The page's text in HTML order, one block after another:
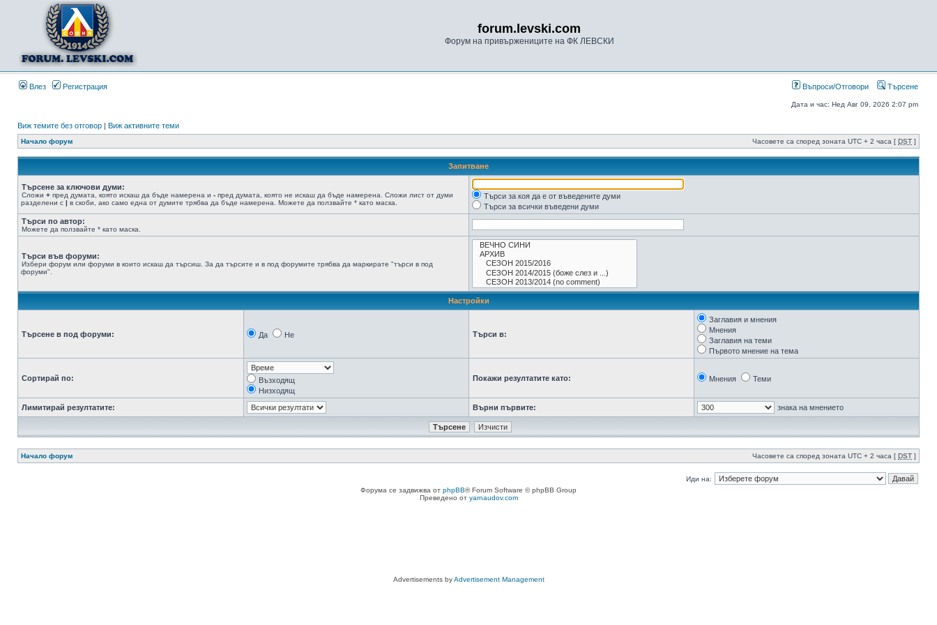
forum.levski.com
Форум на привържениците на ФК ЛЕВСКИ
Влез Регистрация Въпроси/Отговори Търсене
Дата и час: Нед Авг 09, 2026 2:07 pm
Виж темите без отговор | Виж активните теми
Начало форум Часовете са според зоната UTC + 2 часа [ DST ]
Запитване
Търсене за ключови думи:
Сложи + пред думата, която искаш да бъде намерена и - пред думата, която не искаш да бъде намерена. Сложи лист от думи
разделени с | в скоби, ако само една от думите трябва да бъде намерена. Можете да ползвайте * като маска.
Търси за коя да е от въведените думи
Търси за всички въведени думи
Търси по автор:
Можете да ползвайте * като маска.
Търси във форуми:
Избери форум или форуми в които искаш да търсиш. За да търсите и в под форумите трябва да маркирате "търси в под
форуми".
Настройки
Търсене в под форуми: Да Не Търси в:
Заглавия и мнения
Мнения
Заглавия на теми
Първото мнение на тема
Сортирай по:
Възходящ
Низходящ
Покажи резултатите като: Мнения Теми
Лимитирай резултатите: Върни първите: знака на мнението
Начало форум Часовете са според зоната UTC + 2 часа [ DST ]
Иди на:
Форума се задвижва от phpBB® Forum Software © phpBB Group
Преведено от yarnaudov.com
Advertisements byAdvertisement Management